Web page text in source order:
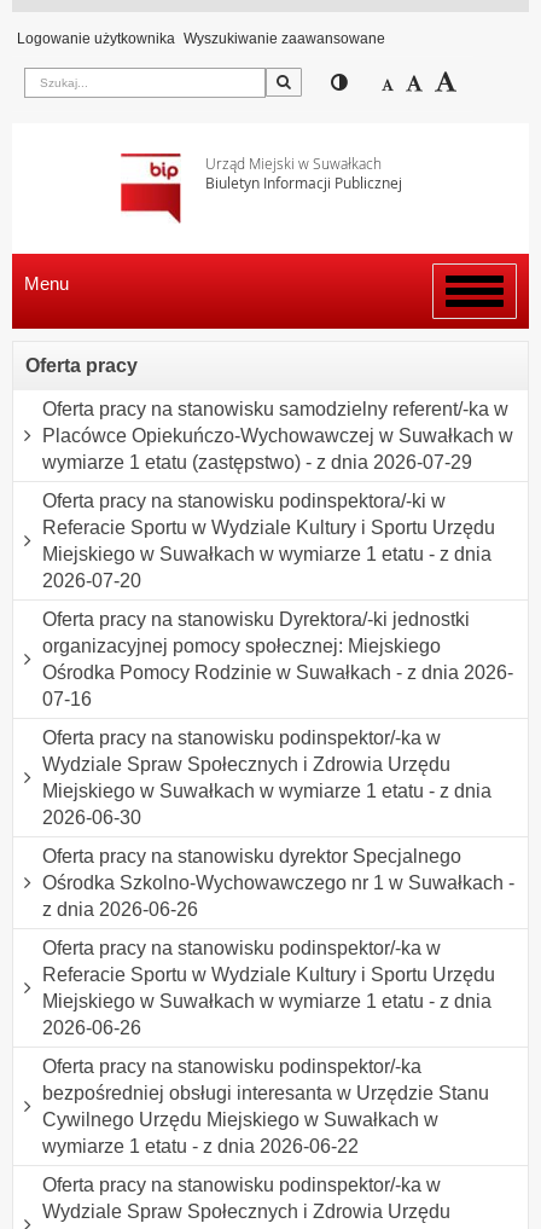
Logowanie użytkownika Wyszukiwanie zaawansowane
Szukaj Przełącz pomiędzy
Zmniejsz
Domyślny
Urząd Miejski w Suwałkach
Biuletyn Informacji Publicznej
Włącz
menu
Menu
Oferta pracy
Oferta pracy na stanowisku samodzielny referent/-ka w
Placówce Opiekuńczo-Wychowawczej w Suwałkach w
wymiarze 1 etatu (zastępstwo) - z dnia 2026-07-29
Oferta pracy na stanowisku podinspektora/-ki w
Referacie Sportu w Wydziale Kultury i Sportu Urzędu
Miejskiego w Suwałkach w wymiarze 1 etatu - z dnia
2026-07-20
Oferta pracy na stanowisku Dyrektora/-ki jednostki
organizacyjnej pomocy społecznej: Miejskiego
Ośrodka Pomocy Rodzinie w Suwałkach - z dnia 2026-
07-16
Oferta pracy na stanowisku podinspektor/-ka w
Wydziale Spraw Społecznych i Zdrowia Urzędu
Miejskiego w Suwałkach w wymiarze 1 etatu - z dnia
2026-06-30
Oferta pracy na stanowisku dyrektor Specjalnego
Ośrodka Szkolno-Wychowawczego nr 1 w Suwałkach -
z dnia 2026-06-26
Oferta pracy na stanowisku podinspektor/-ka w
Referacie Sportu w Wydziale Kultury i Sportu Urzędu
Miejskiego w Suwałkach w wymiarze 1 etatu - z dnia
2026-06-26
Oferta pracy na stanowisku podinspektor/-ka
bezpośredniej obsługi interesanta w Urzędzie Stanu
Cywilnego Urzędu Miejskiego w Suwałkach w
wymiarze 1 etatu - z dnia 2026-06-22
Oferta pracy na stanowisku podinspektor/-ka w
Wydziale Spraw Społecznych i Zdrowia Urzędu